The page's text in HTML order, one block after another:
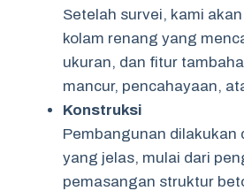
Setelah survei, kami
kolam renang yang
ukuran, dan fitur
mancur, pencahayaan,
Konstruksi
Pembangunan dilakukan
yang jelas, mulai dari
pemasangan struktur